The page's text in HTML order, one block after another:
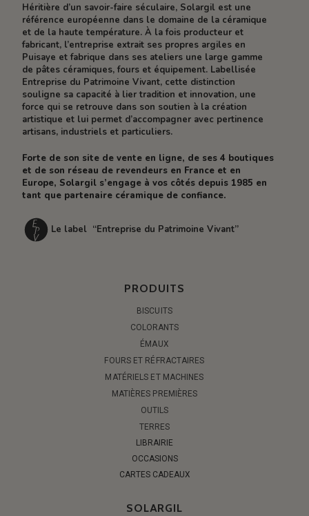
Héritière d’un savoir-faire séculaire, Solargil est une
référence européenne dans le domaine de la céramique
et de la haute température. À la fois producteur et
fabricant, l’entreprise extrait ses propres argiles en
Puisaye et fabrique dans ses ateliers une large gamme
de pâtes céramiques, fours et équipement. Labellisée
Entreprise du Patrimoine Vivant, cette distinction
souligne sa capacité à lier tradition et innovation, une
force qui se retrouve dans son soutien à la création
artistique et lui permet d’accompagner avec pertinence
artisans, industriels et particuliers.
Forte de son site de vente en ligne, de ses 4 boutiques
et de son réseau de revendeurs en France et en
Europe, Solargil s’engage à vos côtés depuis 1985 en
tant que partenaire céramique de confiance.
Le label “Entreprise du Patrimoine Vivant”
PRODUITS
BISCUITS
COLORANTS
ÉMAUX
FOURS ET RÉFRACTAIRES
MATÉRIELS ET MACHINES
MATIÈRES PREMIÈRES
OUTILS
TERRES
LIBRAIRIE
OCCASIONS
CARTES CADEAUX
SOLARGIL